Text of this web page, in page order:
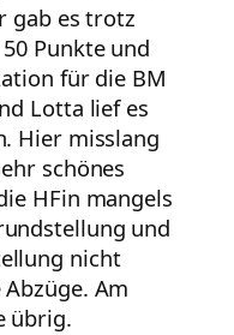
gab es trotz
Punkte und
für die BM
Lotta lief es
Hier misslang
schönes
HFin mangels
und
nicht
Am
übrig.